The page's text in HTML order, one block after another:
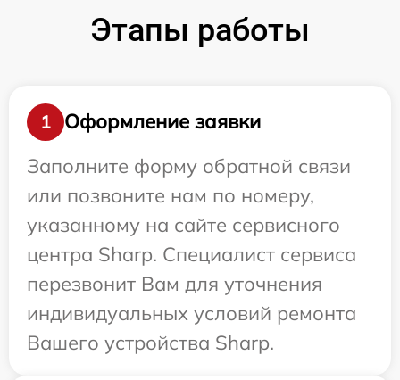
Этапы работы
1
Оформление заявки
Заполните форму обратной связи
или позвоните нам по номеру,
указанному на сайте сервисного
центра Sharp. Специалист сервиса
перезвонит Вам для уточнения
индивидуальных условий ремонта
Вашего устройства Sharp.